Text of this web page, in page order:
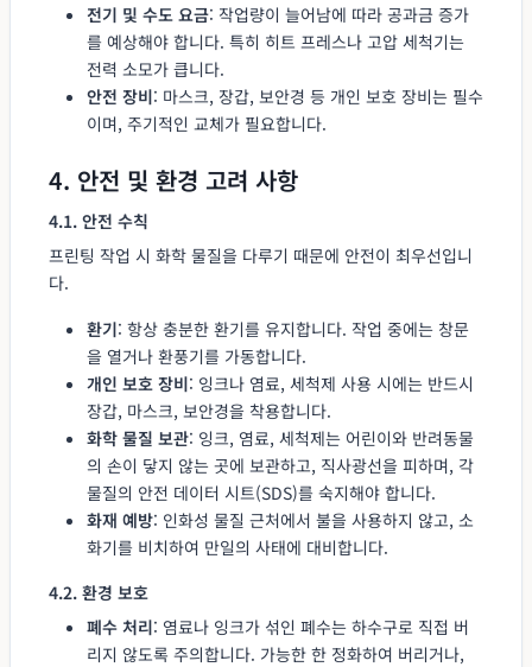
전기 및 수도 요금: 작업량이 늘어남에 따라 공과금 증가
를 예상해야 합니다. 특히 히트 프레스나 고압 세척기는
전력 소모가 큽니다.
안전 장비: 마스크, 장갑, 보안경 등 개인 보호 장비는 필수
이며, 주기적인 교체가 필요합니다.
4. 안전 및 환경 고려 사항
4.1. 안전 수칙
프린팅 작업 시 화학 물질을 다루기 때문에 안전이 최우선입니
다.
환기: 항상 충분한 환기를 유지합니다. 작업 중에는 창문
을 열거나 환풍기를 가동합니다.
개인 보호 장비: 잉크나 염료, 세척제 사용 시에는 반드시
장갑, 마스크, 보안경을 착용합니다.
화학 물질 보관: 잉크, 염료, 세척제는 어린이와 반려동물
의 손이 닿지 않는 곳에 보관하고, 직사광선을 피하며, 각
물질의 안전 데이터 시트(SDS)를 숙지해야 합니다.
화재 예방: 인화성 물질 근처에서 불을 사용하지 않고, 소
화기를 비치하여 만일의 사태에 대비합니다.
4.2. 환경 보호
폐수 처리: 염료나 잉크가 섞인 폐수는 하수구로 직접 버
리지 않도록 주의합니다. 가능한 한 정화하여 버리거나,